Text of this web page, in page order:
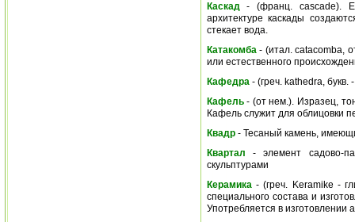
Каскад- (франц. cascade).
архитектуре каскады
стекает вода.
Катакомба- (итал. сatacomba,
или естественного
Кафедра- (греч. kathedra, букв.
Кафель- (от нем.). Изразец,
Кафель служит для облицовки
Квадр- Тесаный камень,
Квартал - элемент садово-
скульптурами
Керамика- (греч. Keramike -
специального состава и
Употребляется в изготовлении